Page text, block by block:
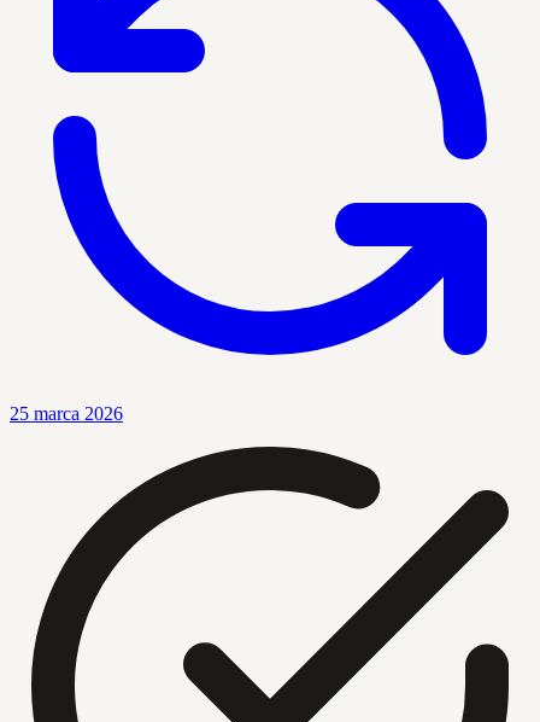
25 marca 2026